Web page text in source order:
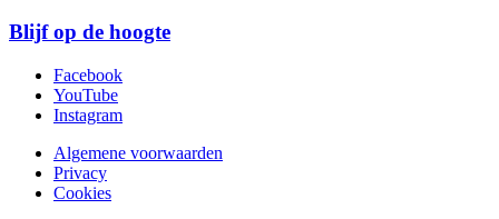
Blijf op de hoogte
Facebook
YouTube
Instagram
Algemene voorwaarden
Privacy
Cookies